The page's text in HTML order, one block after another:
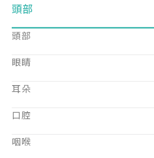
頭部
頭部
眼睛
耳朵
口腔
咽喉